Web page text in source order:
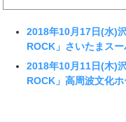
2018年10月17日(水)
ROCK」さいたまス
2018年10月11日(木)
ROCK」高周波文化